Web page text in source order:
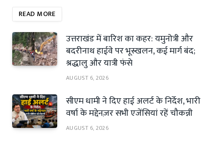
READ MORE
उत्तराखंड में बारिश का कहर: यमुनोत्री और
बदरीनाथ हाईवे पर भूस्खलन, कई मार्ग बंद;
श्रद्धालु और यात्री फंसे
AUGUST 6, 2026
सीएम धामी ने दिए हाई अलर्ट के निर्देश, भारी
वर्षा के मद्देनज़र सभी एजेंसियां रहें चौकन्नी
AUGUST 6, 2026